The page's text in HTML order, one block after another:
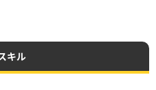
キル